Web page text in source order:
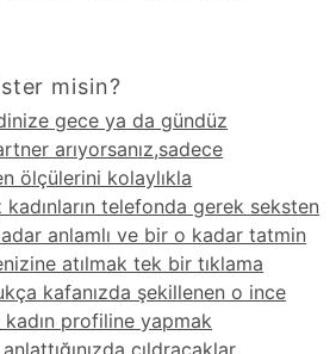
misin?
gece ya da gündüz
arıyorsanız,sadece
ölçülerini kolaylıkla
telefonda gerek seksten
anlamlı ve bir o kadar tatmin
atılmak tek bir tıklama
kafanızda şekillenen o ince
profiline yapmak
çıldracaklar.